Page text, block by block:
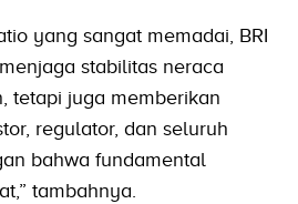
yang sangat memadai, BRI
stabilitas neraca
tetapi juga memberikan
regulator, dan seluruh
bahwa fundamental
tambahnya.